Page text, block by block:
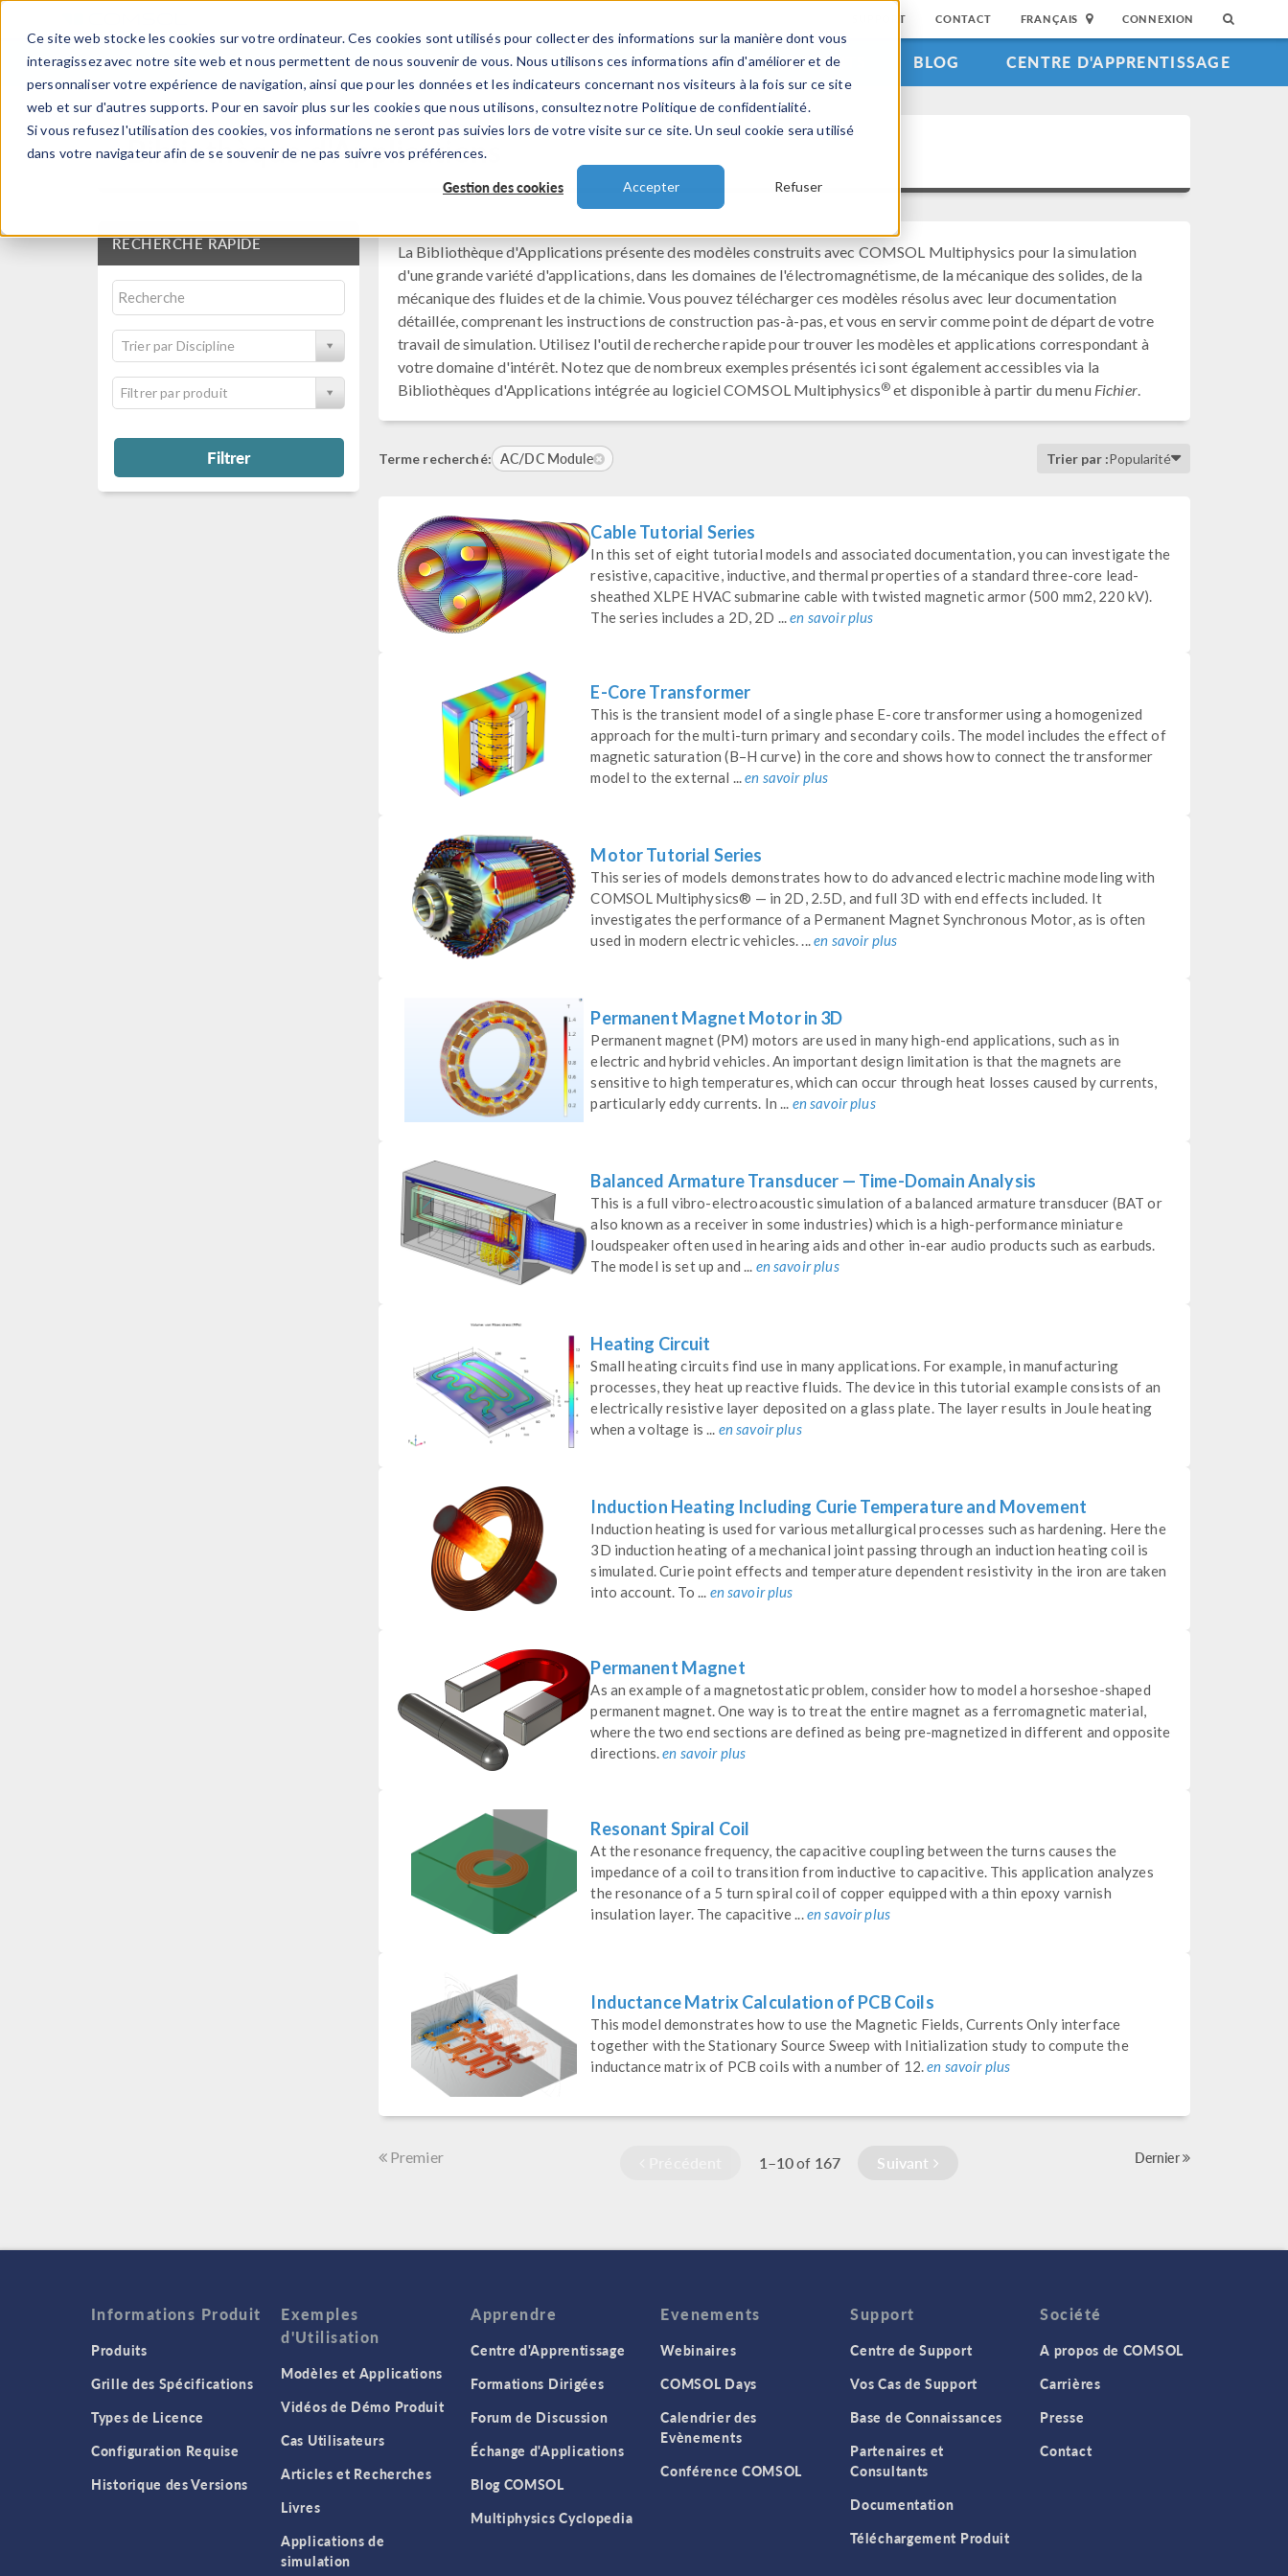
Ce site web stocke les cookies sur votre ordinateur. Ces cookies sont utilisés pour collecter des informations sur la manière dont vous
interagissez avec notre site web et nous permettent de nous souvenir de vous. Nous utilisons ces informations afin d'améliorer et de
personnaliser votre expérience de navigation, ainsi que pour les données et les indicateurs concernant nos visiteurs à la fois sur ce site
web et sur d'autres supports. Pour en savoir plus sur les cookies que nous utilisons, consultez notre Politique de confidentialité.
Si vous refusez l'utilisation des cookies, vos informations ne seront pas suivies lors de votre visite sur ce site. Un seul cookie sera utilisé
dans votre navigateur afin de se souvenir de ne pas suivre vos préférences.
Gestion des cookies Accepter Refuser
SUPPORT CONTACT FRANÇAIS CONNEXION
PRODUITS INDUSTRIES VIDEOS EVENEMENTS BLOG CENTRE D'APPRENTISSAGE
Bibliothèque d'Applications
RECHERCHE RAPIDE
Trier par Discipline
Filtrer par produit
Filtrer
La Bibliothèque d'Applications présente des modèles construits avec COMSOL Multiphysics pour la simulation
d'une grande variété d'applications, dans les domaines de l'électromagnétisme, de la mécanique des solides, de la
mécanique des fluides et de la chimie. Vous pouvez télécharger ces modèles résolus avec leur documentation
détaillée, comprenant les instructions de construction pas-à-pas, et vous en servir comme point de départ de votre
travail de simulation. Utilisez l'outil de recherche rapide pour trouver les modèles et applications correspondant à
votre domaine d'intérêt. Notez que de nombreux exemples présentés ici sont également accessibles via la
Bibliothèques d'Applications intégrée au logiciel COMSOL Multiphysics® et disponible à partir du menu Fichier.
Terme recherché: AC/DC Module Trier par :Popularité
Cable Tutorial Series
In this set of eight tutorial models and associated documentation, you can investigate the
resistive, capacitive, inductive, and thermal properties of a standard three-core lead-
sheathed XLPE HVAC submarine cable with twisted magnetic armor (500 mm2, 220 kV).
The series includes a 2D, 2D ...en savoir plus
E-Core Transformer
This is the transient model of a single phase E-core transformer using a homogenized
approach for the multi-turn primary and secondary coils. The model includes the effect of
magnetic saturation (B–H curve) in the core and shows how to connect the transformer
model to the external ...en savoir plus
Motor Tutorial Series
This series of models demonstrates how to do advanced electric machine modeling with
COMSOL Multiphysics® — in 2D, 2.5D, and full 3D with end effects included. It
investigates the performance of a Permanent Magnet Synchronous Motor, as is often
used in modern electric vehicles. ...en savoir plus
Permanent Magnet Motor in 3D
Permanent magnet (PM) motors are used in many high-end applications, such as in
electric and hybrid vehicles. An important design limitation is that the magnets are
sensitive to high temperatures, which can occur through heat losses caused by currents,
particularly eddy currents. In ... en savoir plus
Balanced Armature Transducer — Time-Domain Analysis
This is a full vibro-electroacoustic simulation of a balanced armature transducer (BAT or
also known as a receiver in some industries) which is a high-performance miniature
loudspeaker often used in hearing aids and other in-ear audio products such as earbuds.
The model is set up and ... en savoir plus
Heating Circuit
Small heating circuits find use in many applications. For example, in manufacturing
processes, they heat up reactive fluids. The device in this tutorial example consists of an
electrically resistive layer deposited on a glass plate. The layer results in Joule heating
when a voltage is ... en savoir plus
Induction Heating Including Curie Temperature and Movement
Induction heating is used for various metallurgical processes such as hardening. Here the
3D induction heating of a mechanical joint passing through an induction heating coil is
simulated. Curie point effects and temperature dependent resistivity in the iron are taken
into account. To ... en savoir plus
Permanent Magnet
As an example of a magnetostatic problem, consider how to model a horseshoe-shaped
permanent magnet. One way is to treat the entire magnet as a ferromagnetic material,
where the two end sections are defined as being pre-magnetized in different and opposite
directions.en savoir plus
Resonant Spiral Coil
At the resonance frequency, the capacitive coupling between the turns causes the
impedance of a coil to transition from inductive to capacitive. This application analyzes
the resonance of a 5 turn spiral coil of copper equipped with a thin epoxy varnish
insulation layer. The capacitive ...en savoir plus
Inductance Matrix Calculation of PCB Coils
This model demonstrates how to use the Magnetic Fields, Currents Only interface
together with the Stationary Source Sweep with Initialization study to compute the
inductance matrix of PCB coils with a number of 12.en savoir plus
Premier 1–10of 167 Suivant Dernier
Informations Produit
Produits
Grille des Spécifications
Types de Licence
Configuration Requise
Historique des Versions
Exemples
d'Utilisation
Modèles et Applications
Vidéos de Démo Produit
Cas Utilisateurs
Articles et Recherches
Livres
Applications de
simulation
Apprendre
Centre d'Apprentissage
Formations Dirigées
Forum de Discussion
Échange d'Applications
Blog COMSOL
Multiphysics Cyclopedia
Evenements
Webinaires
COMSOL Days
Calendrier des
Evènements
Conférence COMSOL
Support
Centre de Support
Vos Cas de Support
Base de Connaissances
Partenaires et
Consultants
Documentation
Téléchargement Produit
Société
A propos de COMSOL
Carrières
Presse
Contact